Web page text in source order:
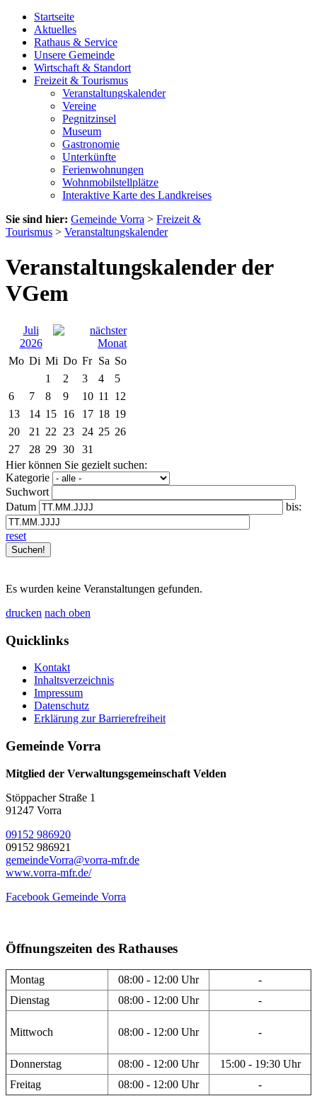
Startseite
Aktuelles
Rathaus & Service
Unsere Gemeinde
Wirtschaft & Standort
Freizeit & Tourismus
Veranstaltungskalender
Vereine
Pegnitzinsel
Museum
Gastronomie
Unterkünfte
Ferienwohnungen
Wohnmobilstellplätze
Interaktive Karte des Landkreises
Sie sind hier: Gemeinde Vorra > Freizeit &
Tourismus > Veranstaltungskalender
Veranstaltungskalender der
VGem
Juli
2026
Mo Di Mi Do Fr Sa So
1
2 3 4
5
6
7 8 9 10 11
12
13
14 15 16 17 18 19
20
21 22 23 24 25 26
27
28 29 30
31
Hier können Sie gezielt suchen:
Kategorie
Suchwort
Datum
bis:
reset
Es wurden keine Veranstaltungen gefunden.
drucken nach oben
Quicklinks
Kontakt
Inhaltsverzeichnis
Impressum
Datenschutz
Erklärung zur Barrierefreiheit
Gemeinde Vorra
Mitglied der Verwaltungsgemeinschaft Velden
Stöppacher Straße 1
91247 Vorra
09152 986920
09152 986921
gemeindeVorra@vorra-mfr.de
www.vorra-mfr.de/
Facebook Gemeinde Vorra
Öffnungszeiten des Rathauses
Montag 08:00 - 12:00 Uhr
-
Dienstag
08:00 - 12:00 Uhr -
Mittwoch 08:00 - 12:00 Uhr -
Donnerstag 08:00 - 12:00 Uhr
15:00 - 19:30 Uhr
Freitag
08:00 - 12:00 Uhr -